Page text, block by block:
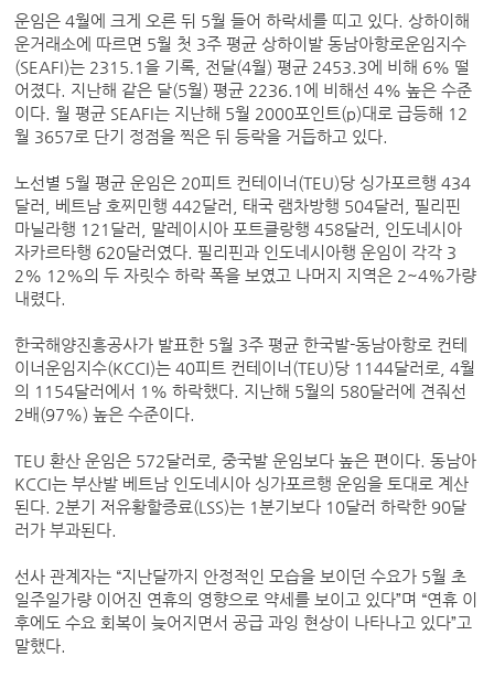
운임은 4월에 크게 오른 뒤 5월 들어 하락세를 띠고 있다. 상하이해
운거래소에 따르면 5월 첫 3주 평균 상하이발 동남아항로운임지수
(SEAFI)는 2315.1을 기록, 전달(4월) 평균 2453.3에 비해 6% 떨
어졌다. 지난해 같은 달(5월) 평균 2236.1에 비해선 4% 높은 수준
이다. 월 평균 SEAFI는 지난해 5월 2000포인트(p)대로 급등해 12
월 3657로 단기 정점을 찍은 뒤 등락을 거듭하고 있다.
노선별 5월 평균 운임은 20피트 컨테이너(TEU)당 싱가포르행 434
달러, 베트남 호찌민행 442달러, 태국 램차방행 504달러, 필리핀
마닐라행 121달러, 말레이시아 포트클랑행 458달러, 인도네시아
자카르타행 620달러였다. 필리핀과 인도네시아행 운임이 각각 3
2% 12%의 두 자릿수 하락 폭을 보였고 나머지 지역은 2~4%가량
내렸다.
한국해양진흥공사가 발표한 5월 3주 평균 한국발-동남아항로 컨테
이너운임지수(KCCI)는 40피트 컨테이너(TEU)당 1144달러로, 4월
의 1154달러에서 1% 하락했다. 지난해 5월의 580달러에 견줘선
2배(97%) 높은 수준이다.
TEU 환산 운임은 572달러로, 중국발 운임보다 높은 편이다. 동남아
KCCI는 부산발 베트남 인도네시아 싱가포르행 운임을 토대로 계산
된다. 2분기 저유황할증료(LSS)는 1분기보다 10달러 하락한 90달
러가 부과된다.
선사 관계자는 “지난달까지 안정적인 모습을 보이던 수요가 5월 초
일주일가량 이어진 연휴의 영향으로 약세를 보이고 있다”며 “연휴 이
후에도 수요 회복이 늦어지면서 공급 과잉 현상이 나타나고 있다”고
말했다.